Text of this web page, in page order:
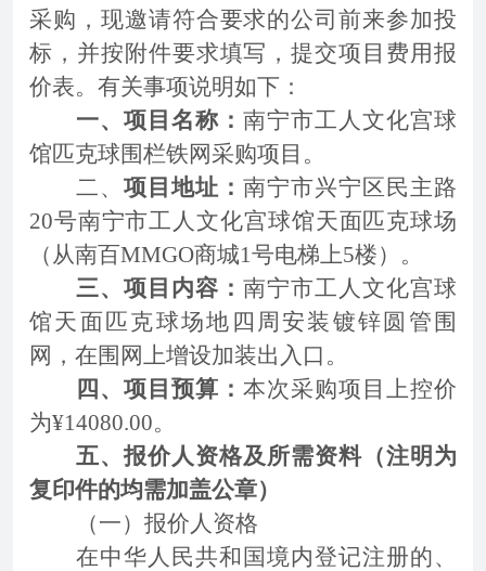
采购，现邀请符合要求的公司前来参加投
标，并按附件要求填写，提交项目费用报
价表。有关事项说明如下：
一、项目名称： 南宁市工人文化宫球
馆匹克球围栏铁网采购项目。
二、 项目地址： 南宁市兴宁区民主路
20号南宁市工人文化宫球馆天面匹克球场
（从南百MMGO商城1号电梯上5楼）。
三、项目内容： 南宁市工人文化宫球
馆天面匹克球场地四周安装镀锌圆管围
网，在围网上增设加装出入口。
四、项目预算： 本次采购项目上控价
为¥14080.00。
五、报价人资格及所需资料（注明为
复印件的均需加盖公章）
（一）报价人资格
在中华人民共和国境内登记注册的、